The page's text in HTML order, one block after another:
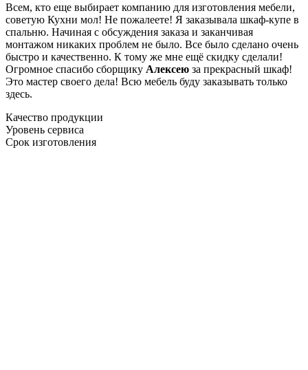
Всем, кто еще выбирает компанию для изготовления мебели,
советую Кухни мол! Не пожалеете! Я заказывала шкаф-купе в
спальню. Начиная с обсуждения заказа и заканчивая
монтажом никаких проблем не было. Все было сделано очень
быстро и качественно. К тому же мне ещё скидку сделали!
Огромное спасибо сборщику Алексею за прекрасный шкаф!
Это мастер своего дела! Всю мебель буду заказывать только
здесь.
Качество продукции
Уровень сервиса
Срок изготовления